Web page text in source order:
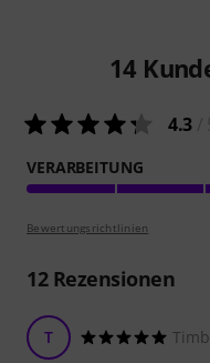
14
4.3
VERARBEITUNG
Bewertungsrichtlinien
12Rezensionen
T